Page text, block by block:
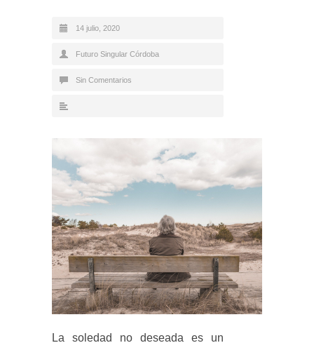
14 julio, 2020
Futuro Singular Córdoba
Sin Comentarios
La soledad no deseada es un